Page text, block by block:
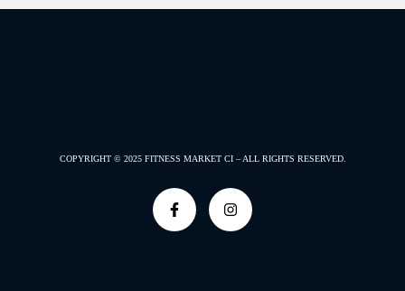
COPYRIGHT © 2025 FITNESS MARKET CI – ALL RIGHTS RESERVED.